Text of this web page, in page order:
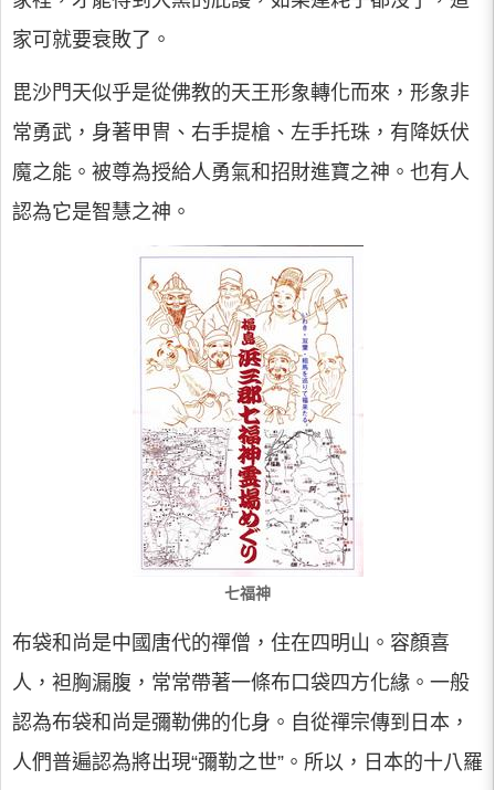
家可就要衰敗了。
毘沙門天似乎是從佛教的天王形象轉化而來，形象非
常勇武，身著甲冑、右手提槍、左手托珠，有降妖伏
魔之能。被尊為授給人勇氣和招財進寶之神。也有人
認為它是智慧之神。
七福神
布袋和尚是中國唐代的禪僧，住在四明山。容顏喜
人，袒胸漏腹，常常帶著一條布口袋四方化緣。一般
認為布袋和尚是彌勒佛的化身。自從禪宗傳到日本，
人們普遍認為將出現“彌勒之世”。所以，日本的十八羅